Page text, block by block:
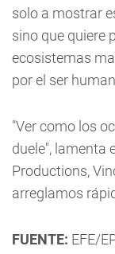
solo a mostrar
sino que quiere
ecosistemas
por el ser
"Ver como los
duele", lamenta
Productions,
arreglamos
FUENTE: EFE/